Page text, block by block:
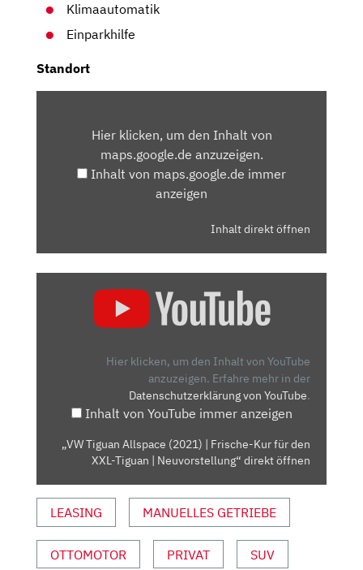
Klimaautomatik
Einparkhilfe
Standort
MAPS.GOOGLE.DEHier klicken, um den Inhalt von
maps.google.de anzuzeigen.
Inhalt von maps.google.de immer
anzeigen
Inhalt direkt öffnen
ALLSPACE
VON
YOUTUBE
Hier klicken, um den Inhalt von YouTube
anzuzeigen. Erfahre mehr in der
Datenschutzerklärung von YouTube.
Inhalt von YouTube immer anzeigen
„VW Tiguan Allspace (2021) | Frische-Kur für den
XXL-Tiguan | Neuvorstellung“ direkt öffnen
LEASING MANUELLES GETRIEBE
OTTOMOTOR PRIVAT SUV